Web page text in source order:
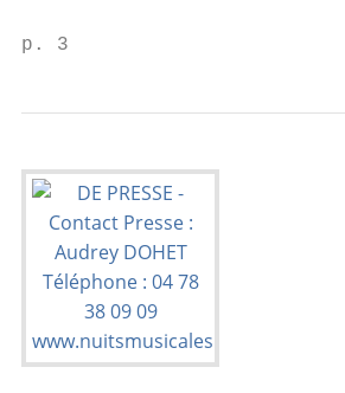
p. 3